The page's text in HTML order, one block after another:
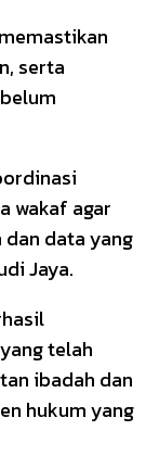
serta
wakaf agar
data yang
Jaya.
telah
ibadah dan
hukum yang